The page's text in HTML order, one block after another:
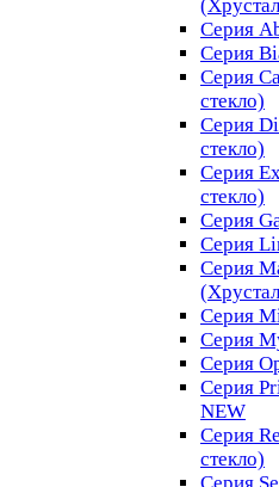
Серия
Серия
Серия
стекло)
Серия
стекло)
Серия
стекло)
Серия
Серия
Серия
Серия
Серия
Серия
Серия
NEW
Серия
стекло)